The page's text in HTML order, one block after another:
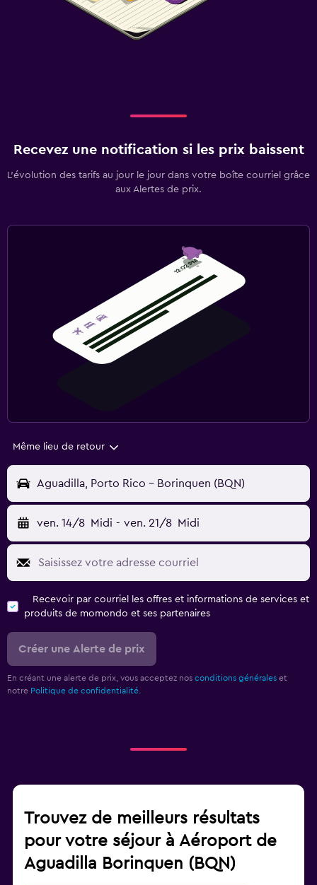
Recevez une notification si les prix baissent
L’évolution des tarifs au jour le jour dans votre boîte courriel grâce
aux Alertes de prix.
Même lieu de retour
Aguadilla, Porto Rico - Borinquen (BQN)
ven. 14/8 Midi - ven. 21/8 Midi
Recevoir par courriel les offres et informations de services et
produits de momondo et ses partenaires
Créer une Alerte de prix
En créant une alerte de prix, vous acceptez nos conditions générales et
notre Politique de confidentialité.
Trouvez de meilleurs résultats
pour votre séjour à Aéroport de
Aguadilla Borinquen (BQN)